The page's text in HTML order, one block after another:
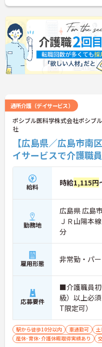
通所介護（デイサービス）
ポシブル医科学株式会社ポシブ
社
【広島県／広島市
イサービスで介護職
給料 時給1,115円
勤務地
広島県 広島
ＪＲ山陽本
分
雇用形態 非常勤・パ
応募要件
■介護職員
級）以上必
T限定可）
駅から徒歩10分以内 車通勤可
産休･育休･介護休暇取得実績あり